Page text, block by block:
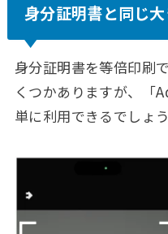
身分証明書と同じ
身分証明書を等倍印刷
くつかありますが、「
単に利用できるでしょう